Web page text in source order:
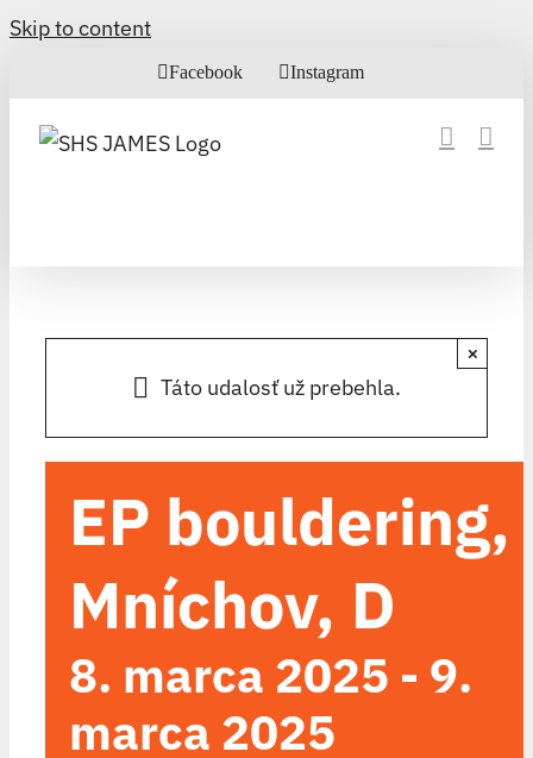
Skip to content
Facebook Instagram
Táto udalosť už prebehla.
×
EP bouldering,
Mníchov, D
8. marca 2025 - 9.
marca 2025